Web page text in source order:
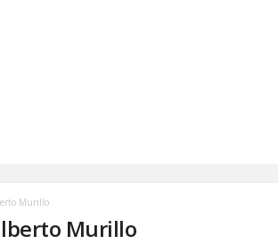
Murillo
Murillo